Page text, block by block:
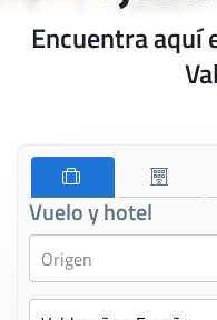
Encuentra aquí
Vuelo y hotel